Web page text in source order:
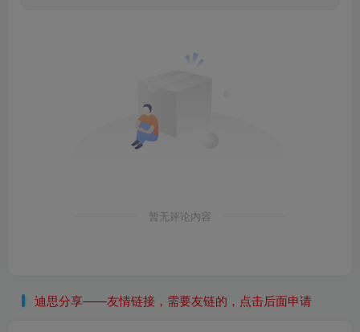
暂无评论内容
迪思分享——友情链接，需要友链的，点击后面申请